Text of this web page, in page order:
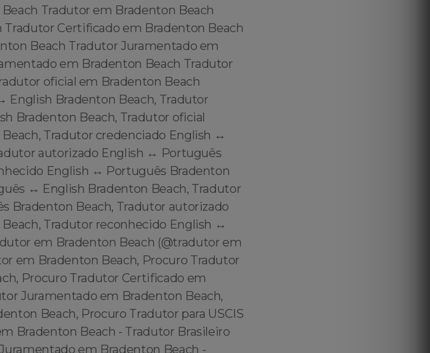
Tradutor em Bradenton Beach
Certificado em Bradenton Beach
Beach Tradutor Juramentado em
em Bradenton Beach Tradutor
oficial em Bradenton Beach
Bradenton Beach, Tradutor
Bradenton Beach, Tradutor oficial
Tradutor credenciado English ↔️
autorizado English ↔️ Português
English ↔️ Português Bradenton
↔️ English Bradenton Beach, Tradutor
Bradenton Beach, Tradutor autorizado
Tradutor reconhecido English ↔️
em Bradenton Beach (@tradutor em
em Bradenton Beach, Procuro Tradutor
Procuro Tradutor Certificado em
Juramentado em Bradenton Beach,
Beach, Procuro Tradutor para USCIS
Bradenton Beach - Tradutor Brasileiro
em Bradenton Beach -